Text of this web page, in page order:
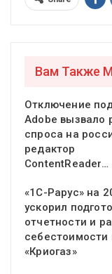
Вам Также
Отключение
Adobe вызвало
спроса на
редактор
ContentReader…
«1С-Рарус» на
ускорил
отчетности и
себестоимости
«Криогаз»